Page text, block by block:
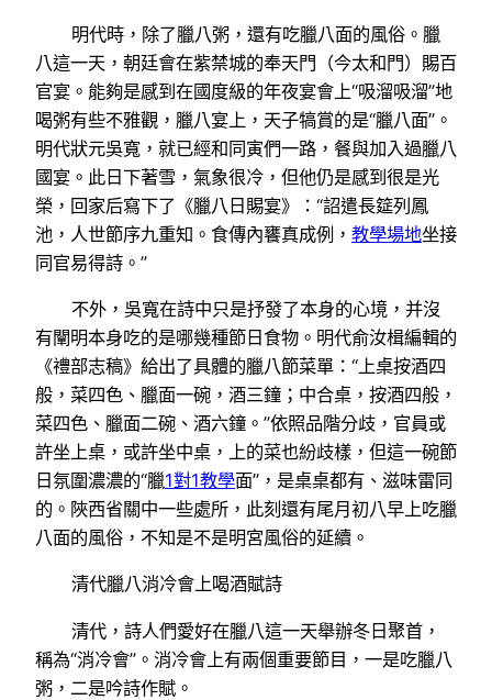
明代時，除了臘八粥，還有吃臘八面的風俗。臘
八這一天，朝廷會在紫禁城的奉天門（今太和門）賜百
官宴。能夠是感到在國度級的年夜宴會上“吸溜吸溜”地
喝粥有些不雅觀，臘八宴上，天子犒賞的是“臘八面”。
明代狀元吳寬，就已經和同寅們一路，餐與加入過臘八
國宴。此日下著雪，氣象很冷，但他仍是感到很是光
榮，回家后寫下了《臘八日賜宴》：“詔遣長筵列鳳
池，人世節序九重知。食傳內饔真成例， 教學場地坐接
同官易得詩。”
不外，吳寬在詩中只是抒發了本身的心境，并沒
有闡明本身吃的是哪幾種節日食物。明代俞汝楫編輯的
《禮部志稿》給出了具體的臘八節菜單：“上桌按酒四
般，菜四色、臘面一碗，酒三鐘；中合桌，按酒四般，
菜四色、臘面二碗、酒六鐘。”依照品階分歧，官員或
許坐上桌，或許坐中桌，上的菜也紛歧樣，但這一碗節
日氛圍濃濃的“臘1對1教學面”，是桌桌都有、滋味雷同
的。陜西省關中一些處所，此刻還有尾月初八早上吃臘
八面的風俗，不知是不是明宮風俗的延續。
清代臘八消冷會上喝酒賦詩
清代，詩人們愛好在臘八這一天舉辦冬日聚首，
稱為“消冷會”。消冷會上有兩個重要節目，一是吃臘八
粥，二是吟詩作賦。